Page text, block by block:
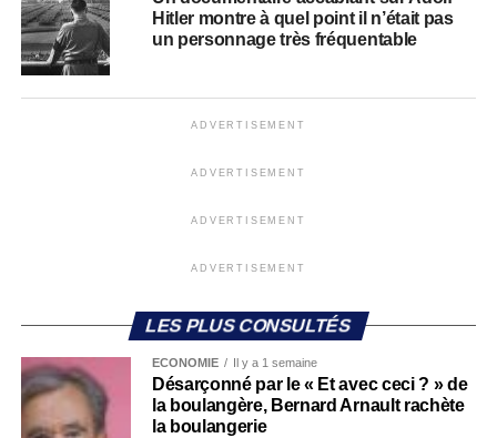
Hitler montre à quel point il n’était pas
un personnage très fréquentable
ADVERTISEMENT
ADVERTISEMENT
ADVERTISEMENT
ADVERTISEMENT
LES PLUS CONSULTÉS
ECONOMIE Il y a 1 semaine
Désarçonné par le « Et avec ceci ? » de
la boulangère, Bernard Arnault rachète
la boulangerie